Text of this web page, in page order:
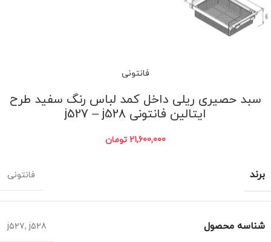
فانتونی
سبد حصیری ریلی داخل کمد لباس رنگ سفید طرح
ایتالین فانتونی j527 – j528
21,600,000 تومان
برند فانتونی
شناسه محصول j527, j528